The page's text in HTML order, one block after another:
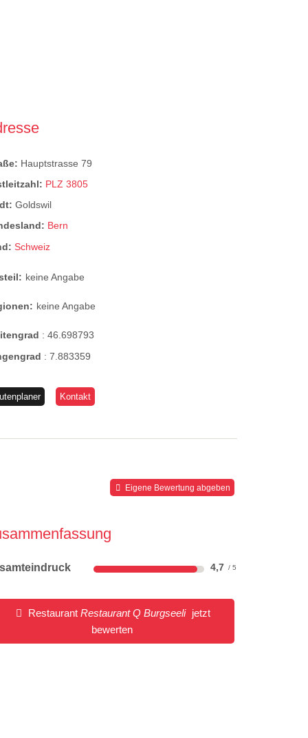
Hauptstrasse 79
PLZ 3805
Goldswil
Bern
Schweiz
keine Angabe
keine Angabe
:46.698793
:7.883359
Kontakt
Eigene Bewertung abgeben
4,7
Restaurant Restaurant Q Burgseeli jetzt
bewerten